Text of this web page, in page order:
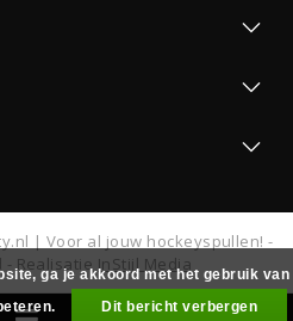
| Voor al jouw hockeyspullen! -
- Realisatie InStijl Media
0
ga je akkoord met het gebruik van
Dit bericht verbergen